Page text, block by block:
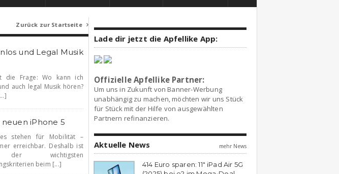
Zurück zur Startseite 
und Legal Musik
die Frage: Wo kann ich
auch legal Musik hören?
iPhone 5
stehen für Mobilität –
erreichbar. Deshalb ist
wichtigsten
beim [...]
Lade dir jetzt die Apfellike App:
Offizielle Apfellike Partner:
Um uns in Zukunft von Banner-Werbung
unabhängig zu machen, möchten wir uns Stück
für Stück mit der Hilfe von ausgewählten
Partnern refinanzieren.
Aktuelle News mehr News
414 Euro sparen: 11″ iPad Air 5G